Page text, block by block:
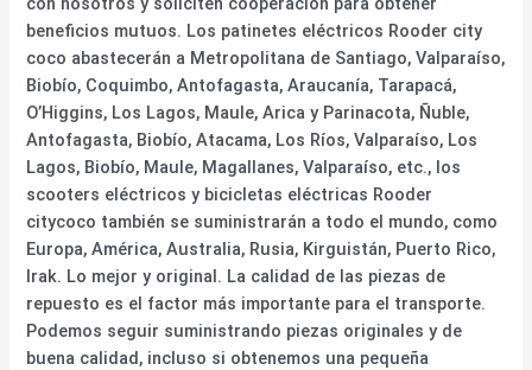
beneficios mutuos. Los patinetes eléctricos Rooder city
coco abastecerán a Metropolitana de Santiago, Valparaíso,
Biobío, Coquimbo, Antofagasta, Araucanía, Tarapacá,
O’Higgins, Los Lagos, Maule, Arica y Parinacota, Ñuble,
Antofagasta, Biobío, Atacama, Los Ríos, Valparaíso, Los
Lagos, Biobío, Maule, Magallanes, Valparaíso, etc., los
scooters eléctricos y bicicletas eléctricas Rooder
citycoco también se suministrarán a todo el mundo, como
Europa, América, Australia, Rusia, Kirguistán, Puerto Rico,
Irak. Lo mejor y original. La calidad de las piezas de
repuesto es el factor más importante para el transporte.
Podemos seguir suministrando piezas originales y de
buena calidad, incluso si obtenemos una pequeña